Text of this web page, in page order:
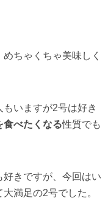
ちゃくちゃ美味しく
いますが2号は好き
食べたくなる性質でも
きですが、今回はい
満足の2号でした。